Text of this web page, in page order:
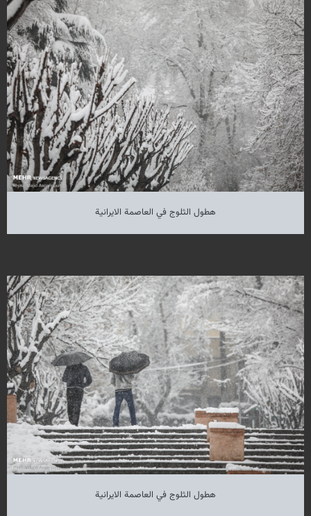
هطول الثلوج في العاصمة الايرانية
هطول الثلوج في العاصمة الايرانية